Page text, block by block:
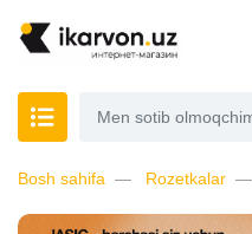
Bosh sahifa Rozetkalar